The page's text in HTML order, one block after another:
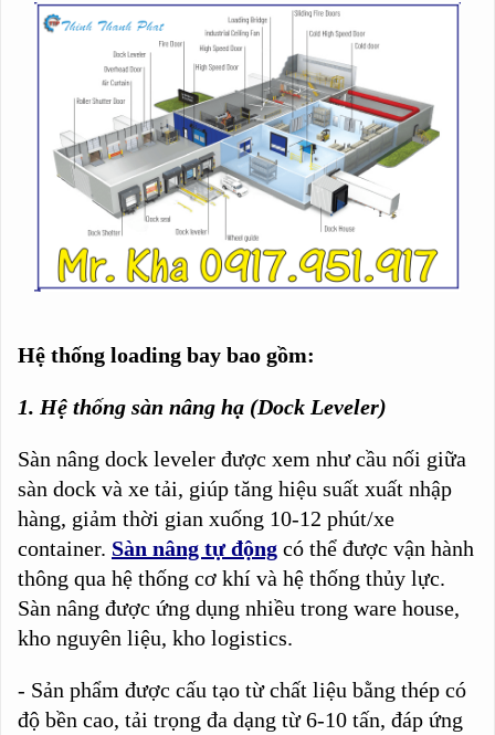
Hệ thống loading bay bao gồm:
1. Hệ thống sàn nâng hạ (Dock Leveler)
Sàn nâng dock leveler được xem như cầu nối giữa
sàn dock và xe tải, giúp tăng hiệu suất xuất nhập
hàng, giảm thời gian xuống 10-12 phút/xe
container. Sàn nâng tự động có thể được vận hành
thông qua hệ thống cơ khí và hệ thống thủy lực.
Sàn nâng được ứng dụng nhiều trong ware house,
kho nguyên liệu, kho logistics.
- Sản phẩm được cấu tạo từ chất liệu bằng thép có
độ bền cao, tải trọng đa dạng từ 6-10 tấn, đáp ứng